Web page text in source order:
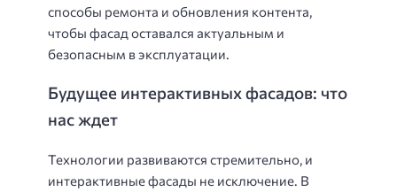
способы ремонта и обновления контента,
чтобы фасад оставался актуальным и
безопасным в эксплуатации.
Будущее интерактивных фасадов: что
нас ждет
Технологии развиваются стремительно, и
интерактивные фасады не исключение. В